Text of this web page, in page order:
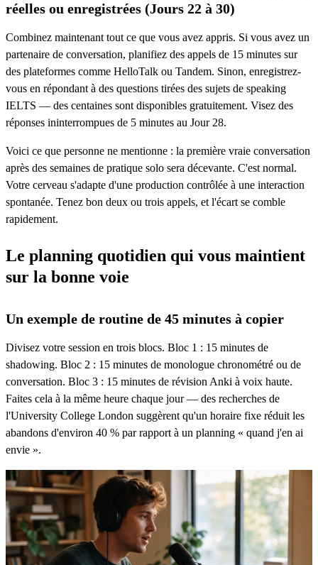
réelles ou enregistrées (Jours 22 à 30)
Combinez maintenant tout ce que vous avez appris. Si vous avez un
partenaire de conversation, planifiez des appels de 15 minutes sur
des plateformes comme HelloTalk ou Tandem. Sinon, enregistrez-
vous en répondant à des questions tirées des sujets de speaking
IELTS — des centaines sont disponibles gratuitement. Visez des
réponses ininterrompues de 5 minutes au Jour 28.
Voici ce que personne ne mentionne : la première vraie conversation
après des semaines de pratique solo sera décevante. C'est normal.
Votre cerveau s'adapte d'une production contrôlée à une interaction
spontanée. Tenez bon deux ou trois appels, et l'écart se comble
rapidement.
Le planning quotidien qui vous maintient
sur la bonne voie
Un exemple de routine de 45 minutes à copier
Divisez votre session en trois blocs. Bloc 1 : 15 minutes de
shadowing. Bloc 2 : 15 minutes de monologue chronométré ou de
conversation. Bloc 3 : 15 minutes de révision Anki à voix haute.
Faites cela à la même heure chaque jour — des recherches de
l'University College London suggèrent qu'un horaire fixe réduit les
abandons d'environ 40 % par rapport à un planning « quand j'en ai
envie ».